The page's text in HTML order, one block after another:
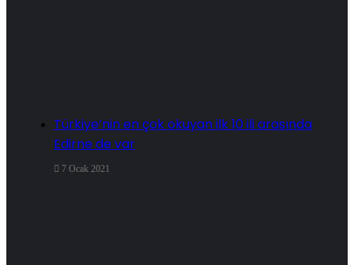
Türkiye’nin en çok okuyan ilk 10 ili arasında
Edirne de var
7 Ocak 2021